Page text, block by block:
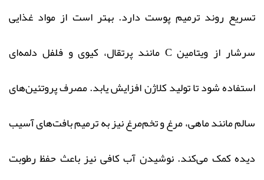
تسریع روند ترمیم پوست دارد. بهتر است از مواد غذایی
سرشار از ویتامین C مانند پرتقال، کیوی و فلفل دلمه‌ای
استفاده شود تا تولید کلاژن افزایش یابد. مصرف پروتئین‌های
سالم مانند ماهی، مرغ و تخم‌مرغ نیز به ترمیم بافت‌های آسیب‌
دیده کمک می‌کند. نوشیدن آب کافی نیز باعث حفظ رطوبت